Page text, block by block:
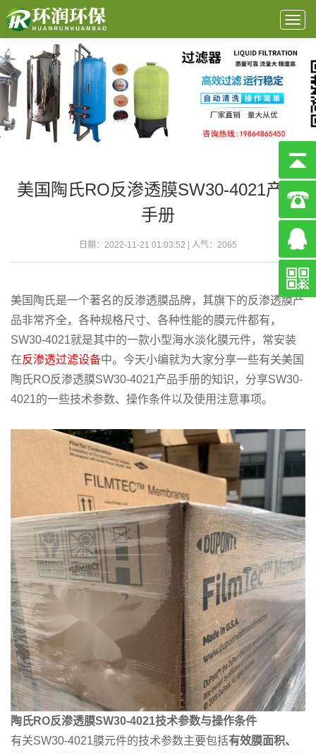
美国陶氏RO反渗透膜SW30-4021产品
手册
日期：2022-11-21 01:03:52 | 人气： 2065
美国陶氏是一个著名的反渗透膜品牌，其旗下的反渗透膜产
品非常齐全，各种规格尺寸、各种性能的膜元件都有，
SW30-4021就是其中的一款小型海水淡化膜元件，常安装
在反渗透过滤设备中。今天小编就为大家分享一些有关美国
陶氏RO反渗透膜SW30-4021产品手册的知识，分享SW30-
4021的一些技术参数、操作条件以及使用注意事项。
陶氏RO反渗透膜SW30-4021技术参数与操作条件
有关SW30-4021膜元件的技术参数主要包括有效膜面积、